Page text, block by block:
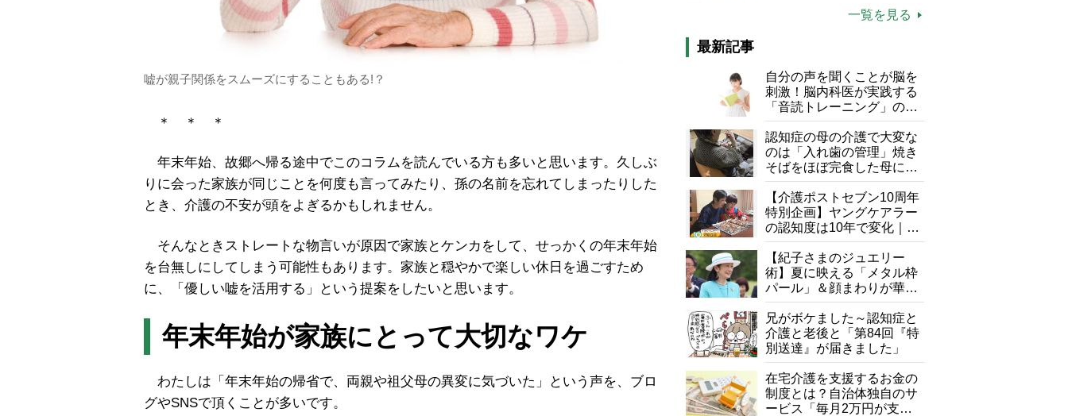
嘘が親子関係をスムーズにすることもある!？
＊ ＊ ＊
年末年始、故郷へ帰る途中でこのコラムを読んでいる方も多いと思います。久しぶ
りに会った家族が同じことを何度も言ってみたり、孫の名前を忘れてしまったりした
とき、介護の不安が頭をよぎるかもしれません。
そんなときストレートな物言いが原因で家族とケンカをして、せっかくの年末年始
を台無しにしてしまう可能性もあります。家族と穏やかで楽しい休日を過ごすため
に、「優しい嘘を活用する」という提案をしたいと思います。
年末年始が家族にとって大切なワケ
わたしは「年末年始の帰省で、両親や祖父母の異変に気づいた」という声を、ブロ
グやSNSで頂くことが多いです。
飛ぶ“やりがい”、介護の現
一覧を見る
最新記事
自分の声を聞くことが脳を
刺激！脳内科医が実践する
「音読トレーニング」の極
意
認知症の母の介護で大変な
のは「入れ歯の管理」焼き
そばをほぼ完食した母に息
子が血の気が引いた理由
【介護ポストセブン10周年
特別企画】ヤングケアラー
の認知度は10年で変化｜流
行語大賞にノミネート、法
律にも明記されたが果たし
て現在は？
【紀子さまのジュエリー
術】夏に映える「メタル枠
パール」＆顔まわりが華や
ぐ「揺れる一粒」の使い分
け方
兄がボケました～認知症と
介護と老後と「第84回『特
別送達』が届きました」
在宅介護を支援するお金の
制度とは？自治体独自のサ
ービス「毎月2万円が支給